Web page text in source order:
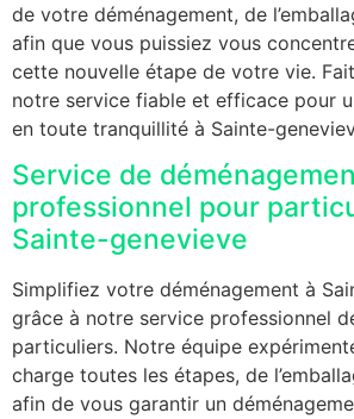
de votre déménagement, de
afin que vous puissiez vous
cette nouvelle étape de votre vie.
notre service fiable et efficace pour
en toute tranquillité à Sainte-
Service de
professionnel pour
Sainte-genevieve
Simplifiez votre déménagement à
grâce à notre service professionnel
particuliers. Notre équipe
charge toutes les étapes, de
afin de vous garantir un